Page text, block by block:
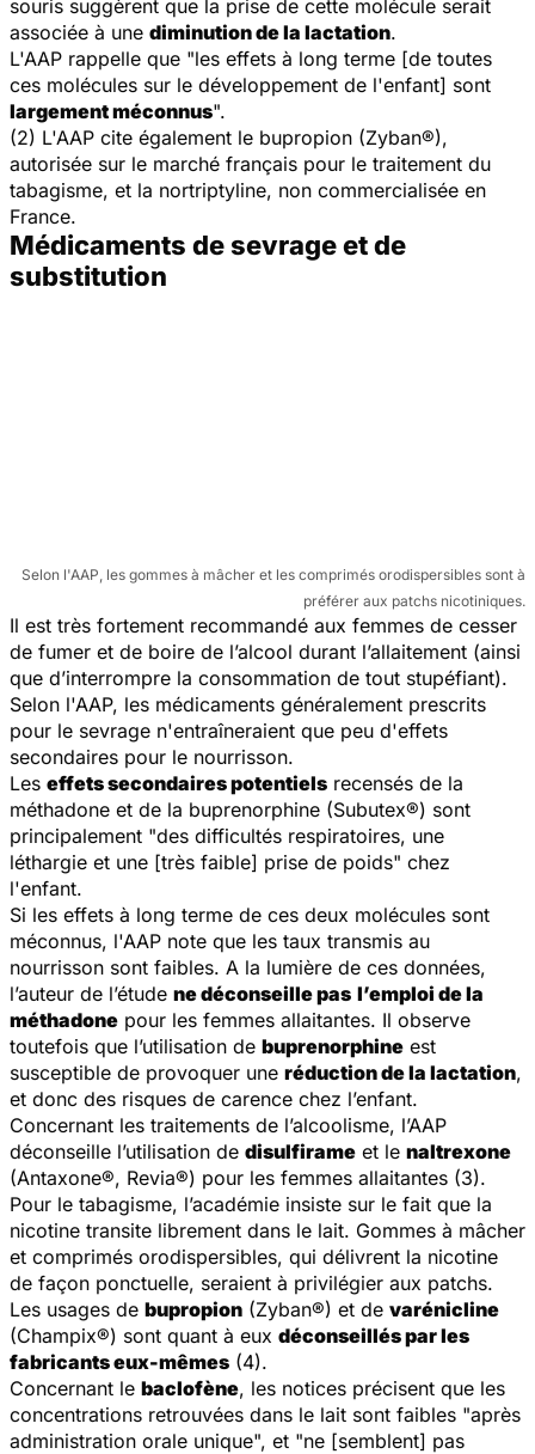
souris suggèrent que la prise de cette molécule serait
associée à une diminution de la lactation.
L'AAP rappelle que "les effets à long terme [de toutes
ces molécules sur le développement de l'enfant] sont
largement méconnus".
(2) L'AAP cite également le bupropion (Zyban®),
autorisée sur le marché français pour le traitement du
tabagisme, et la nortriptyline, non commercialisée en
France.
Médicaments de sevrage et de
substitution
Selon l'AAP, les gommes à mâcher et les comprimés orodispersibles sont à
préférer aux patchs nicotiniques.
Il est très fortement recommandé aux femmes de cesser
de fumer et de boire de l’alcool durant l’allaitement (ainsi
que d’interrompre la consommation de tout stupéfiant).
Selon l'AAP, les médicaments généralement prescrits
pour le sevrage n'entraîneraient que peu d'effets
secondaires pour le nourrisson.
Les effets secondaires potentiels recensés de la
méthadone et de la buprenorphine (Subutex®) sont
principalement "des difficultés respiratoires, une
léthargie et une [très faible] prise de poids" chez
l'enfant.
Si les effets à long terme de ces deux molécules sont
méconnus, l'AAP note que les taux transmis au
nourrisson sont faibles. A la lumière de ces données,
l’auteur de l’étude ne déconseille pas l’emploi de la
méthadone pour les femmes allaitantes. Il observe
toutefois que l’utilisation de buprenorphine est
susceptible de provoquer une réduction de la lactation,
et donc des risques de carence chez l’enfant.
Concernant les traitements de l’alcoolisme, l’AAP
déconseille l’utilisation de disulfirame et le naltrexone
(Antaxone®, Revia®) pour les femmes allaitantes (3).
Pour le tabagisme, l’académie insiste sur le fait que la
nicotine transite librement dans le lait. Gommes à mâcher
et comprimés orodispersibles, qui délivrent la nicotine
de façon ponctuelle, seraient à privilégier aux patchs.
Les usages de bupropion (Zyban®) et de varénicline
(Champix®) sont quant à eux déconseillés par les
fabricants eux-mêmes (4).
Concernant le baclofène, les notices précisent que les
concentrations retrouvées dans le lait sont faibles "après
administration orale unique", et "ne [semblent] pas